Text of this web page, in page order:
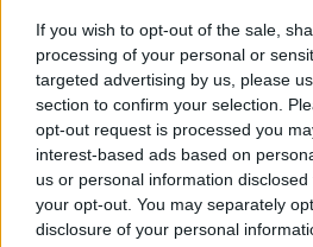
If you wish to opt-out of the sale,
processing of your personal or
targeted advertising by us, please
section to confirm your selection.
opt-out request is processed you
interest-based ads based on
us or personal information
your opt-out. You may separately
disclosure of your personal